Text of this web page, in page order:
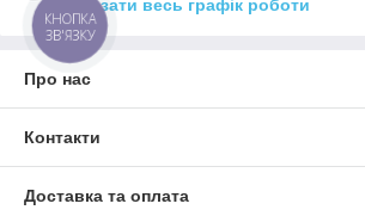
Показати весь графік роботи
Про нас
Контакти
Доставка та оплата
КНОПКА
ЗВ'ЯЗКУ